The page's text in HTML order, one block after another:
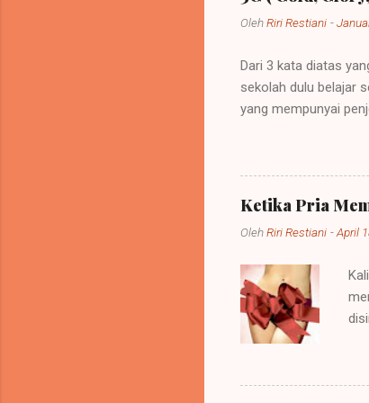
OlehRiri Restiani -
Dari 3 kata diatas
sekolah dulu belajar
yang mempunyai
itu bisa dipelihara
menempati tanah-
memerintah
diberi imperium itu
Ketika Pria
OlehRiri Restiani -April